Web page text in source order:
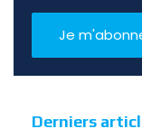
Derniers